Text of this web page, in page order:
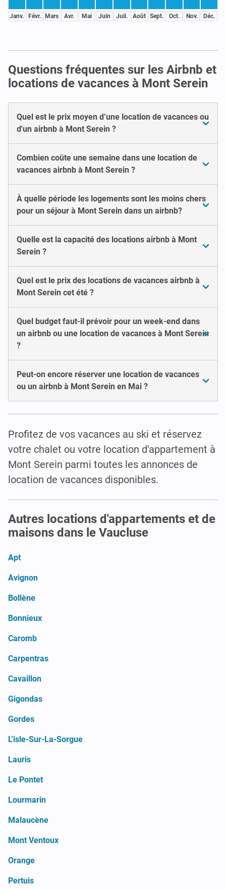
Janv. Févr. Mars Avr. Mai Juin Juil. Août Sept. Oct. Nov. Déc.
Questions fréquentes sur les Airbnb et
locations de vacances à Mont Serein
Quel est le prix moyen d’une location de vacances ou
d'un airbnb à Mont Serein ?
Combien coûte une semaine dans une location de
vacances airbnb à Mont Serein ?
À quelle période les logements sont les moins chers
pour un séjour à Mont Serein dans un airbnb?
Quelle est la capacité des locations airbnb à Mont
Serein ?
Quel est le prix des locations de vacances airbnb à
Mont Serein cet été ?
Quel budget faut-il prévoir pour un week-end dans
un airbnb ou une location de vacances à Mont Serein
?
Peut-on encore réserver une location de vacances
ou un airbnb à Mont Serein en Mai ?
Profitez de vos vacances au ski et réservez
votre chalet ou votre location d'appartement à
Mont Serein parmi toutes les annonces de
location de vacances disponibles.
Autres locations d'appartements et de
maisons dans le Vaucluse
Apt
Avignon
Bollène
Bonnieux
Caromb
Carpentras
Cavaillon
Gigondas
Gordes
L'isle-Sur-La-Sorgue
Lauris
Le Pontet
Lourmarin
Malaucène
Mont Ventoux
Orange
Pertuis